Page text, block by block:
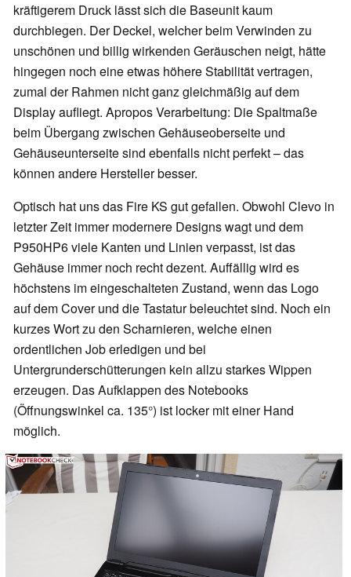
kräftigerem Druck lässt sich die Baseunit kaum
durchbiegen. Der Deckel, welcher beim Verwinden zu
unschönen und billig wirkenden Geräuschen neigt, hätte
hingegen noch eine etwas höhere Stabilität vertragen,
zumal der Rahmen nicht ganz gleichmäßig auf dem
Display aufliegt. Apropos Verarbeitung: Die Spaltmaße
beim Übergang zwischen Gehäuseoberseite und
Gehäuseunterseite sind ebenfalls nicht perfekt – das
können andere Hersteller besser.
Optisch hat uns das Fire KS gut gefallen. Obwohl Clevo in
letzter Zeit immer modernere Designs wagt und dem
P950HP6 viele Kanten und Linien verpasst, ist das
Gehäuse immer noch recht dezent. Auffällig wird es
höchstens im eingeschalteten Zustand, wenn das Logo
auf dem Cover und die Tastatur beleuchtet sind. Noch ein
kurzes Wort zu den Scharnieren, welche einen
ordentlichen Job erledigen und bei
Untergrunderschütterungen kein allzu starkes Wippen
erzeugen. Das Aufklappen des Notebooks
(Öffnungswinkel ca. 135°) ist locker mit einer Hand
möglich.